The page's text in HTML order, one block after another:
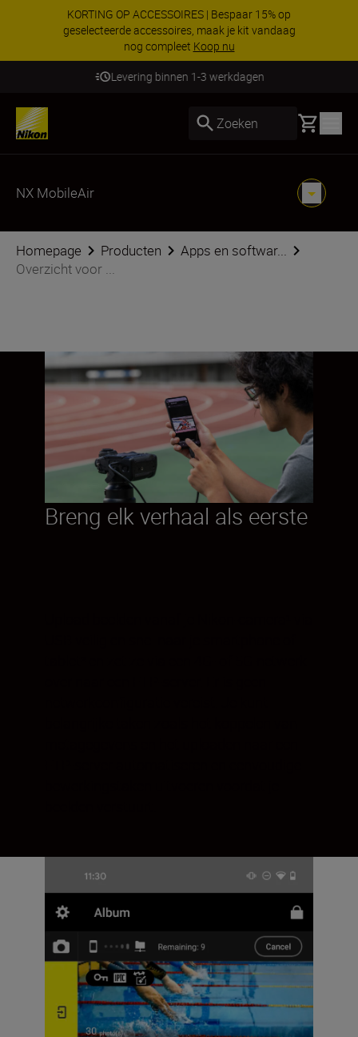
KORTING OP ACCESSOIRES | Bespaar 15% op
geselecteerde accessoires, maak je kit vandaag
nog compleet Koop nu
Levering binnen 1-3 werkdagen
Zoeken Basket
NX MobileAir
Homepage Producten
Apps en softwar...
Overzicht voor ...
Breng elk verhaal als eerste